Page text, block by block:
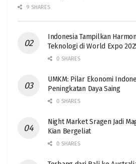
9 SHARES
Indonesia Tampilkan
Teknologi di World Expo
0 SHARES
UMKM: Pilar Ekonomi
Peningkatan Daya Saing
0 SHARES
Night Market Sragen Jadi
Kian Bergeliat
0 SHARES